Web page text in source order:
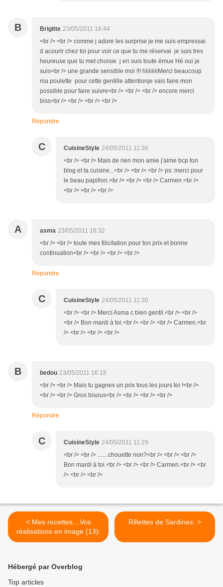
B Brigitte 23/05/2011 16:44
<br /> <br /> comme j adore les surprise je me suis empressai
d acourir chez toi pour voir ce que tu me réservai je suis tres
heureuse que tu met choisie j en suis toute émue Hé oui je
suis<br /> une grande sensible moi !!! hiiiiiiiiMerci beaucoup
ma poulette pour cette gentille attentionje vais faire mon
possible pour faire suivre<br /> <br /> <br /> encore merci
biss<br /> <br /> <br /> <br />
Répondre
C CuisineStyle 24/05/2011 11:36
<br /> <br /> Mais de rien mon amie j'aime bcp ton
blog et ta cuisine...<br /> <br /> <br /> ps: merci pour
le beau papillon.<br /> <br /> <br /> Carmen.<br />
<br /> <br /> <br />
A asma 23/05/2011 16:32
<br /> <br /> toute mes filicitation pour ton prix et bonne
continuation<br /> <br /> <br /> <br />
Répondre
C CuisineStyle 24/05/2011 11:30
<br /> <br /> Merci Asma c bien gentil.<br /> <br />
<br /> Bon mardi à toi.<br /> <br /> <br /> Carmen.<br
/> <br /> <br /> <br />
B bedou 23/05/2011 16:18
<br /> <br /> Mais tu gagnes un prix tous les jours toi !<br />
<br /> <br /> Gros bisous<br /> <br /> <br /> <br />
Répondre
C CuisineStyle 24/05/2011 11:29
<br /> <br /> .......chouette non?<br /> <br /> <br />
Bon mardi à toi.<br /> <br /> <br /> Carmen.<br /> <br
/> <br /> <br />
< Mes recettes…Vos
réalisations en image (13):
Rillettes de Sardines: >
Hébergé par Overblog
Top articles